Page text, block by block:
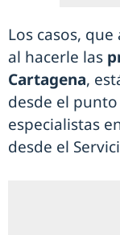
Los casos,
al hacerle las
Cartagena,
desde el
especialistas
desde el